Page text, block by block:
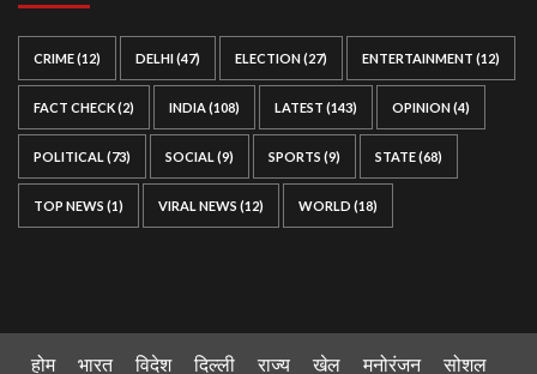
CRIME(12) DELHI(47) ELECTION(27) ENTERTAINMENT (12)
FACT CHECK(2) INDIA(108) LATEST (143) OPINION(4)
POLITICAL (73) SOCIAL (9) SPORTS (9) STATE(68)
TOP NEWS (1) VIRAL NEWS (12) WORLD (18)
होम भारत विदेश दिल्ली राज्य खेल मनोरंजन सोशल